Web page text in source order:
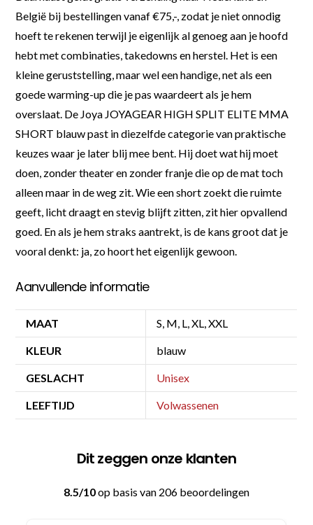
België bij bestellingen vanaf €75,-, zodat je niet onnodig
hoeft te rekenen terwijl je eigenlijk al genoeg aan je hoofd
hebt met combinaties, takedowns en herstel. Het is een
kleine geruststelling, maar wel een handige, net als een
goede warming-up die je pas waardeert als je hem
overslaat. De Joya JOYAGEAR HIGH SPLIT ELITE MMA
SHORT blauw past in diezelfde categorie van praktische
keuzes waar je later blij mee bent. Hij doet wat hij moet
doen, zonder theater en zonder franje die op de mat toch
alleen maar in de weg zit. Wie een short zoekt die ruimte
geeft, licht draagt en stevig blijft zitten, zit hier opvallend
goed. En als je hem straks aantrekt, is de kans groot dat je
vooral denkt: ja, zo hoort het eigenlijk gewoon.
Aanvullende informatie
MAAT S, M, L, XL, XXL
KLEUR blauw
GESLACHT Unisex
LEEFTIJD Volwassenen
Dit zeggen onze klanten
8.5/10op basis van 206 beoordelingen